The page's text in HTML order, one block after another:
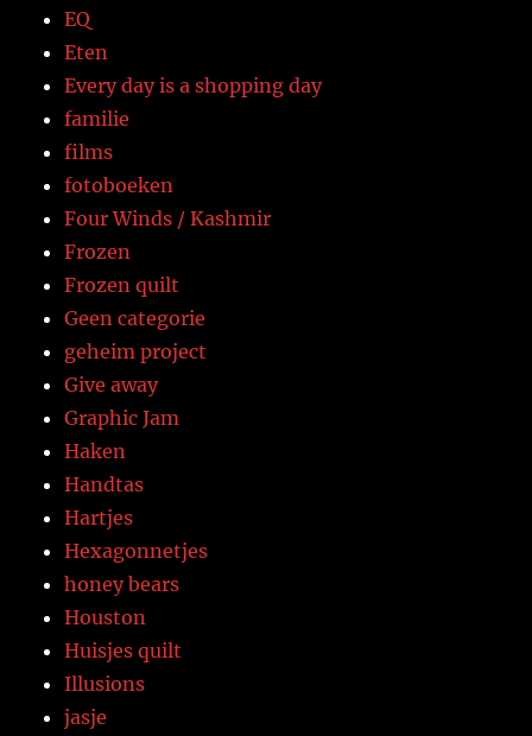
EQ
Eten
Every day is a shopping day
familie
films
fotoboeken
Four Winds / Kashmir
Frozen
Frozen quilt
Geen categorie
geheim project
Give away
Graphic Jam
Haken
Handtas
Hartjes
Hexagonnetjes
honey bears
Houston
Huisjes quilt
Illusions
jasje